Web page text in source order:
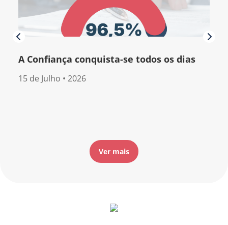
A Confiança conquista-se todos os dias
15 de Julho • 2026
Ver mais